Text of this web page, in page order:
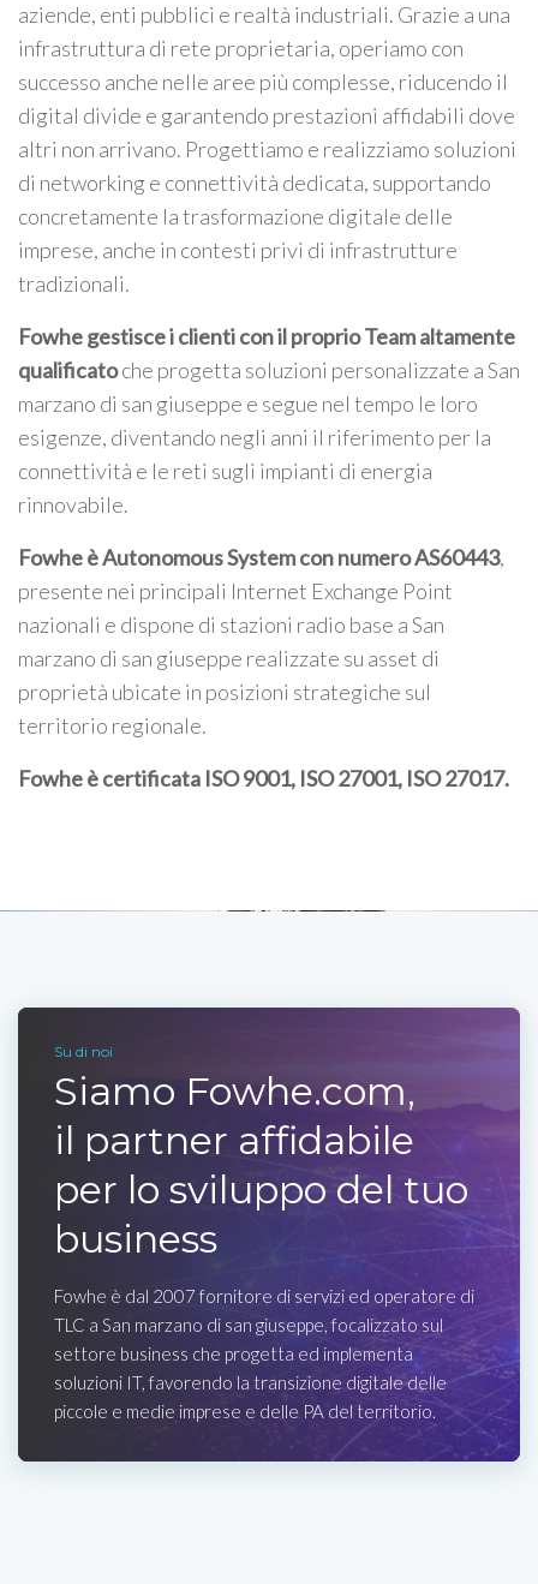
aziende, enti pubblici e realtà industriali. Grazie a una
infrastruttura di rete proprietaria, operiamo con
successo anche nelle aree più complesse, riducendo il
digital divide e garantendo prestazioni affidabili dove
altri non arrivano. Progettiamo e realizziamo soluzioni
di networking e connettività dedicata, supportando
concretamente la trasformazione digitale delle
imprese, anche in contesti privi di infrastrutture
tradizionali.
Fowhe gestisce i clienti con il proprio Team altamente
qualificatoche progetta soluzioni personalizzate a San
marzano di san giuseppe e segue nel tempo le loro
esigenze, diventando negli anni il riferimento per la
connettività e le reti sugli impianti di energia
rinnovabile.
Fowhe è Autonomous System con numero AS60443,
presente nei principali Internet Exchange Point
nazionali e dispone di stazioni radio base a San
marzano di san giuseppe realizzate su asset di
proprietà ubicate in posizioni strategiche sul
territorio regionale.
Fowhe è certificata ISO 9001, ISO 27001, ISO 27017.
Su di noi
Siamo Fowhe.com,
il partner affidabile
per lo sviluppo del tuo
business
Fowhe è dal 2007 fornitore di servizi ed operatore di
TLC a San marzano di san giuseppe, focalizzato sul
settore business che progetta ed implementa
soluzioni IT, favorendo la transizione digitale delle
piccole e medie imprese e delle PA del territorio.